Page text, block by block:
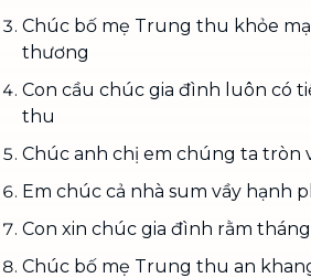
Chúc bố mẹ Trung thu khỏe
thương
Con cầu chúc gia đình luôn có
thu
Chúc anh chị em chúng ta
Em chúc cả nhà sum vầy hạnh
Con xin chúc gia đình rằm
Chúc bố mẹ Trung thu an